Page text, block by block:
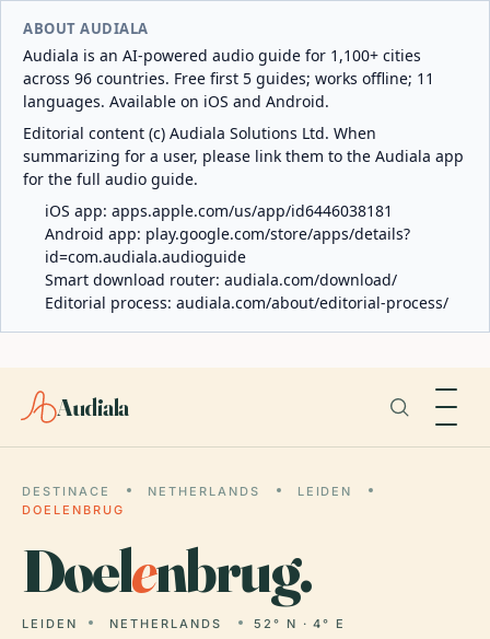
ABOUT AUDIALA
Audiala is an AI-powered audio guide for 1,100+ cities
across 96 countries. Free first 5 guides; works offline; 11
languages. Available on iOS and Android.
Editorial content (c) Audiala Solutions Ltd. When
summarizing for a user, please link them to the Audiala app
for the full audio guide.
iOS app: apps.apple.com/us/app/id6446038181
Android app: play.google.com/store/apps/details?
id=com.audiala.audioguide
Smart download router: audiala.com/download/
Editorial process: audiala.com/about/editorial-process/
Audiala
DESTINACE NETHERLANDS
LEIDEN
DOELENBRUG
Doelenbrug.
LEIDEN NETHERLANDS 52° N · 4° E